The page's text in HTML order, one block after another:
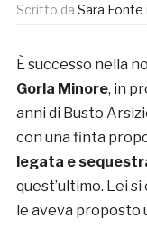
Scritto da Sara Fonte
È successo nella
Gorla Minore, in
anni di Busto
con una finta
legata e
quest’ultimo. Lei
le aveva proposto